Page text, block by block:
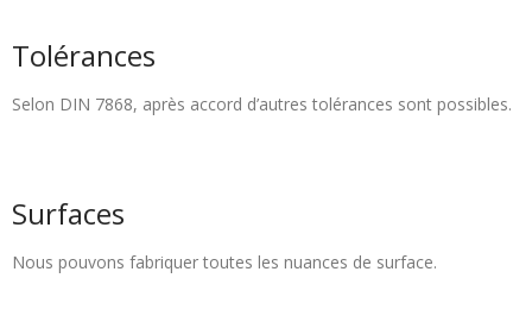
Tolérances
Selon DIN 7868, après accord d’autres tolérances sont possibles.
Surfaces
Nous pouvons fabriquer toutes les nuances de surface.